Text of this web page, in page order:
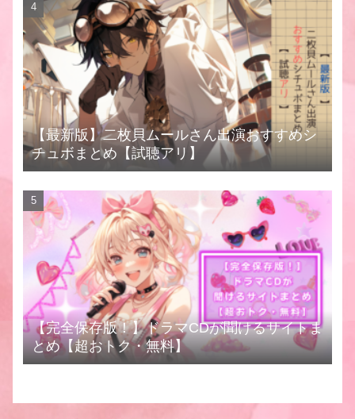
【最新版】二枚貝ムールさん出演おすすめシ
チュボまとめ【試聴アリ】
【完全保存版！】ドラマCDが聞けるサイトま
とめ【超おトク・無料】